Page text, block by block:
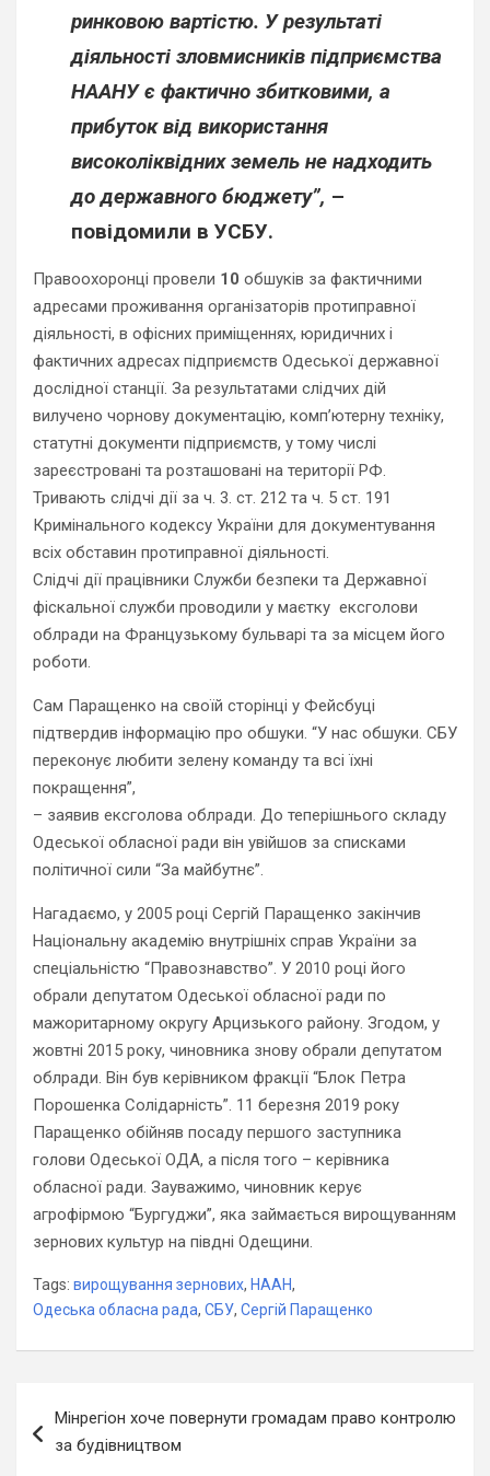
ринковою вартістю. У результаті
діяльності зловмисників підприємства
НААНУ є фактично збитковими, а
прибуток від використання
високоліквідних земель не надходить
до державного бюджету”, –
повідомили в УСБУ.
Правоохоронці провели 10 обшуків за фактичними
адресами проживання організаторів протиправної
діяльності, в офісних приміщеннях, юридичних і
фактичних адресах підприємств Одеської державної
дослідної станції. За результатами слідчих дій
вилучено чорнову документацію, комп’ютерну техніку,
статутні документи підприємств, у тому числі
зареєстровані та розташовані на території РФ.
Тривають слідчі дії за ч. 3. ст. 212 та ч. 5 ст. 191
Кримінального кодексу України для документування
всіх обставин протиправної діяльності.
Слідчі дії працівники Служби безпеки та Державної
фіскальної служби проводили у маєтку ексголови
облради на Французькому бульварі та за місцем його
роботи.
Сам Паращенко на своїй сторінці у Фейсбуці
підтвердив інформацію про обшуки. “У нас обшуки. СБУ
переконує любити зелену команду та всі їхні
покращення”,
– заявив ексголова облради. До теперішнього складу
Одеської обласної ради він увійшов за списками
політичної сили “За майбутнє”.
Нагадаємо, у 2005 році Сергій Паращенко закінчив
Національну академію внутрішніх справ України за
спеціальністю “Правознавство”. У 2010 році його
обрали депутатом Одеської обласної ради по
мажоритарному округу Арцизького району. Згодом, у
жовтні 2015 року, чиновника знову обрали депутатом
облради. Він був керівником фракції “Блок Петра
Порошенка Солідарність”. 11 березня 2019 року
Паращенко обійняв посаду першого заступника
голови Одеської ОДА, а після того – керівника
обласної ради. Зауважимо, чиновник керує
агрофірмою “Бургуджи”, яка займається вирощуванням
зернових культур на півдні Одещини.
Tags: вирощування зернових, НААН,
Одеська обласна рада, СБУ, Сергій Паращенко
записів
Мінрегіон хоче повернути громадам право контролю
за будівництвом